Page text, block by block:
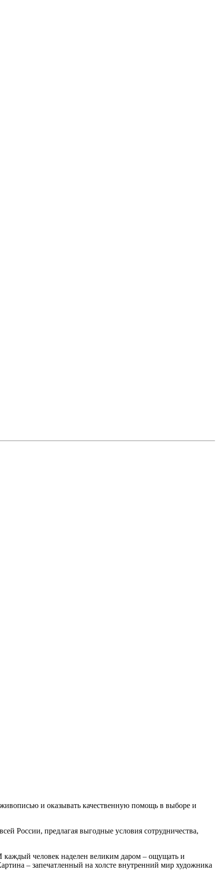
и оказывать качественную помощь в выборе и
России, предлагая выгодные условия сотрудничества,
каждый человек наделен великим даром – ощущать и
– запечатленный на холсте внутренний мир художника